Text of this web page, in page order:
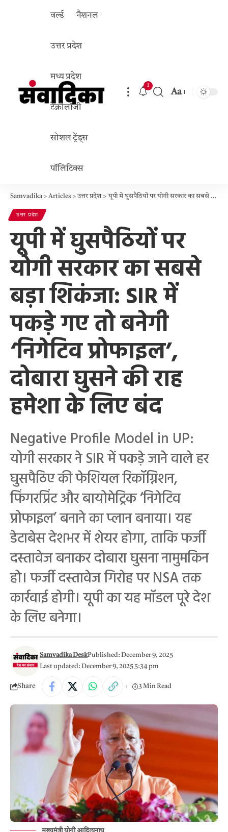
वर्ल्ड नैशनल
उत्तर प्रदेश
मध्य प्रदेश
टेक्नोलॉजी
सोशल ट्रेंड्स
पॉलिटिक्स
1
Aa
Samvadika>Articles >उत्तर प्रदेश>यूपी में घुसपैठियों पर योगी सरकार का सबसे बड़ा शिकंजा: SIR में पकड़े गए तो बनेगी ‘निगेटिव प्रोफाइल’, दोबारा घुसने की राह हमेशा के लिए बंद
उत्तर प्रदेश
यूपी में घुसपैठियों पर
योगी सरकार का सबसे
बड़ा शिकंजा: SIR में
पकड़े गए तो बनेगी
‘निगेटिव प्रोफाइल’,
दोबारा घुसने की राह
हमेशा के लिए बंद
Negative Profile Model in UP:
योगी सरकार ने SIR में पकड़े जाने वाले हर
घुसपैठिए की फेशियल रिकॉग्निशन,
फिंगरप्रिंट और बायोमेट्रिक ‘निगेटिव
प्रोफाइल’ बनाने का प्लान बनाया। यह
डेटाबेस देशभर में शेयर होगा, ताकि फर्जी
दस्तावेज बनाकर दोबारा घुसना नामुमकिन
हो। फर्जी दस्तावेज गिरोह पर NSA तक
कार्रवाई होगी। यूपी का यह मॉडल पूरे देश
के लिए बनेगा।
Last updated: December 9, 2025 5:34 pm
Samvadika DeskPublished: December 9, 2025
Share 3 Min Read
मुख्यमंत्री योगी आदित्यनाथ